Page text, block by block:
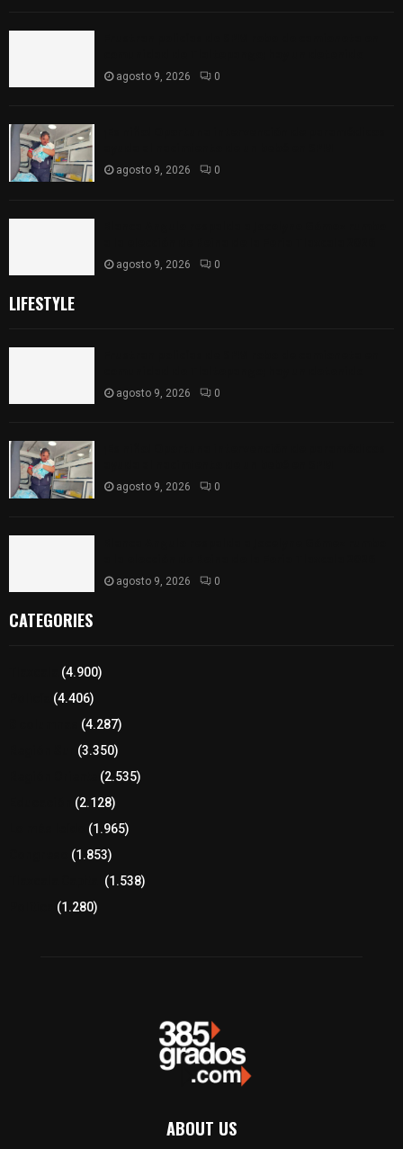
agosto 9, 2026 0
agosto 9, 2026 0
agosto 9, 2026 0
LIFESTYLE
agosto 9, 2026 0
agosto 9, 2026 0
agosto 9, 2026 0
CATEGORIES
(4.900)
(4.406)
(4.287)
(3.350)
(2.535)
(2.128)
(1.965)
(1.853)
(1.538)
(1.280)
ABOUT US